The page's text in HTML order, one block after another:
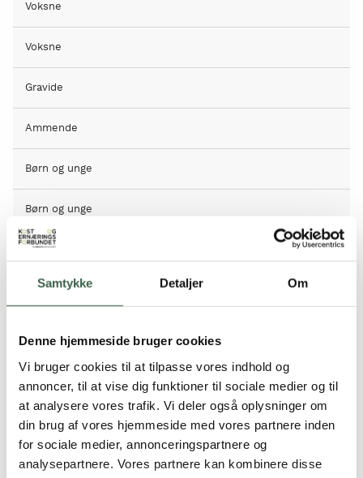
Samtykke Detaljer Om
Denne hjemmeside bruger cookies
Vi bruger cookies til at tilpasse vores indhold og
annoncer, til at vise dig funktioner til sociale medier og til
at analysere vores trafik. Vi deler også oplysninger om
din brug af vores hjemmeside med vores partnere inden
for sociale medier, annonceringspartnere og
analysepartnere. Vores partnere kan kombinere disse
Voksne
Voksne
Gravide
Ammende
Børn og unge
Børn og unge
Spædbørn og småbørn
Større børn
Vegetarkost
Lakto-ovo-vegetarisk
Veganer
På lignende måde kan
anvendes ved
sammensætning af frokostmåltidet.